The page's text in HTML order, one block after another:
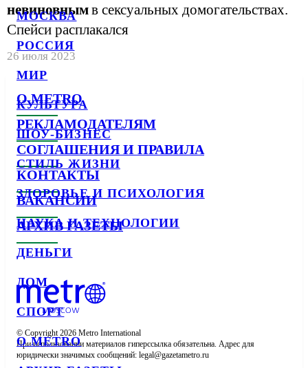
МОСКВА
РОССИЯ
МИР
КУЛЬТУРА
ШОУ-БИЗНЕС
СТИЛЬ ЖИЗНИ
ЗДОРОВЬЕ И ПСИХОЛОГИЯ
НАУКА И ТЕХНОЛОГИИ
ДЕНЬГИ
ДОМ
СПОРТ
О METRO
невиновнымв сексуальных домогательствах.
Спейси расплакался
26 июля 2023
О METRO
РЕКЛАМОДАТЕЛЯМ
СОГЛАШЕНИЯ И ПРАВИЛА
КОНТАКТЫ
ВАКАНСИИ
АРХИВ ГАЗЕТЫ
© Copyright 2026 Metro International
При использовании материалов гиперссылка обязательна. Адрес для
юридически значимых сообщений: